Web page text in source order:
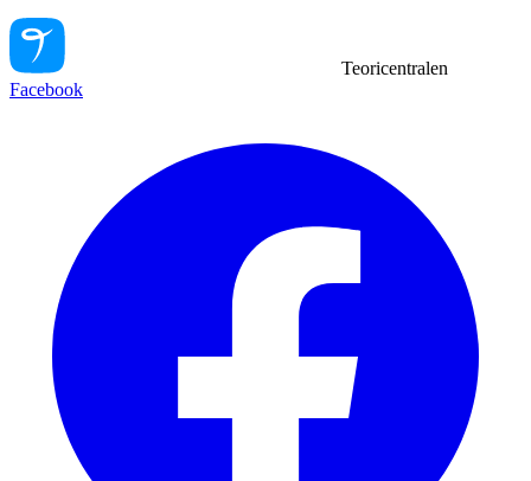
Teoricentralen
Facebook